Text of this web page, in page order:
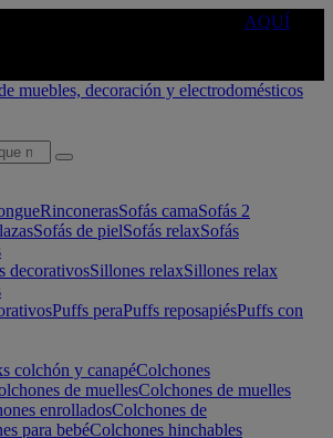
AQUÍ
RinconerasSofás camaSofás 2
Sofás de pielSofás relaxSofás
decorativosSillones relaxSillones relax
Puffs peraPuffs reposapiésPuffs con
colchón y canapéColchones
de muellesColchones de muelles
enrolladosColchones de
para bebéColchones hinchables